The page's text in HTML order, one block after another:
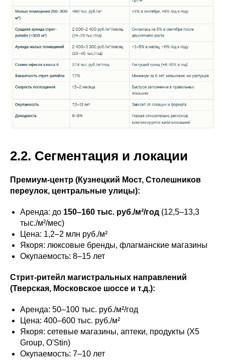
2.2. Сегментация и локации
Премиум-центр (Кузнецкий Мост, Столешников
переулок, центральные улицы):
Аренда: до 150–160 тыс. руб./м²/год (12,5–13,3
тыс./м²/мес)
Цена: 1,2–2 млн руб./м²
Якоря: люксовые бренды, флагманские магазины
Окупаемость: 8–15 лет
Стрит-ритейл магистральных направлений
(Тверская, Московское шоссе и т.д.):
Аренда: 50–100 тыс. руб./м²/год
Цена: 400–600 тыс. руб./м²
Якоря: сетевые магазины, аптеки, продукты (X5
Group, O'Stin)
Окупаемость: 7–10 лет